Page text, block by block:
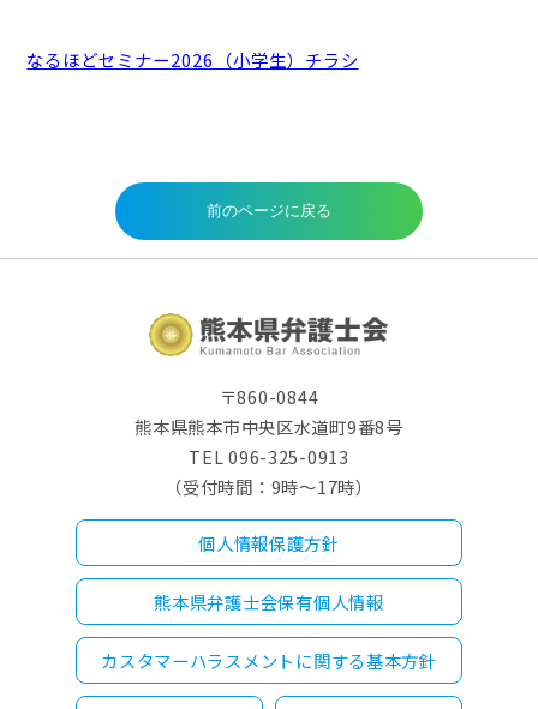
なるほどセミナー2026（小学生）チラシ
〒860-0844
熊本県熊本市中央区水道町9番8号
TEL 096-325-0913
（受付時間：9時～17時）
個人情報保護方針
熊本県弁護士会保有個人情報
カスタマーハラスメントに関する基本方針